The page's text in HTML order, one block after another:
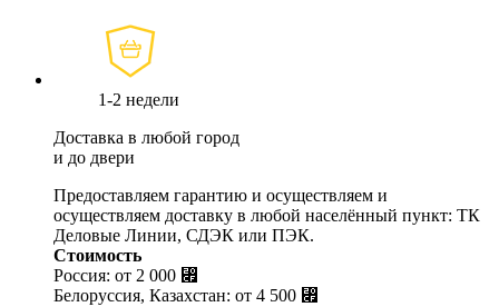
1-2 недели
Доставка в любой город
и до двери
Предоставляем гарантию и осуществляем и
осуществляем доставку в любой населённый пункт: ТК
Деловые Линии, СДЭК или ПЭК.
Стоимость
Россия: от 2 000 ⃏
Белоруссия, Казахстан: от 4 500 ⃏